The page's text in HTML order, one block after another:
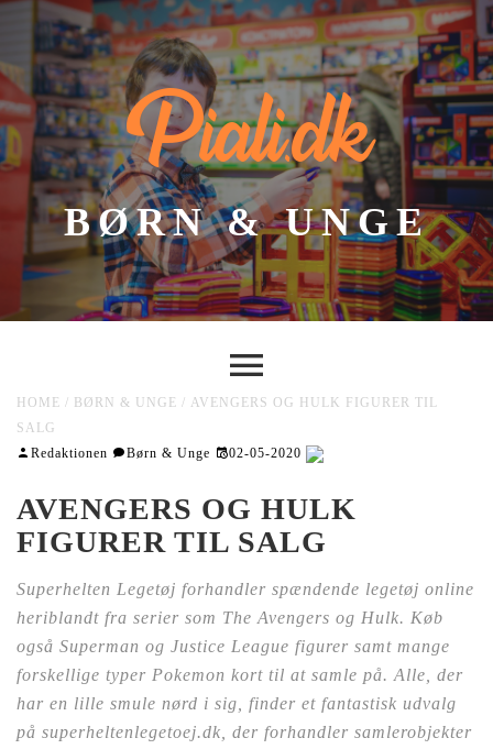
Piali.dk
BØRN & UNGE
HOME / BØRN & UNGE / AVENGERS OG HULK FIGURER TIL
SALG
Redaktionen
Børn & Unge 02-05-2020
AVENGERS OG HULK
FIGURER TIL SALG
Superhelten Legetøj forhandler spændende legetøj online
heriblandt fra serier som The Avengers og Hulk. Køb
også Superman og Justice League figurer samt mange
forskellige typer Pokemon kort til at samle på. Alle, der
har en lille smule nørd i sig, finder et fantastisk udvalg
på superheltenlegetoej.dk, der forhandler samlerobjekter